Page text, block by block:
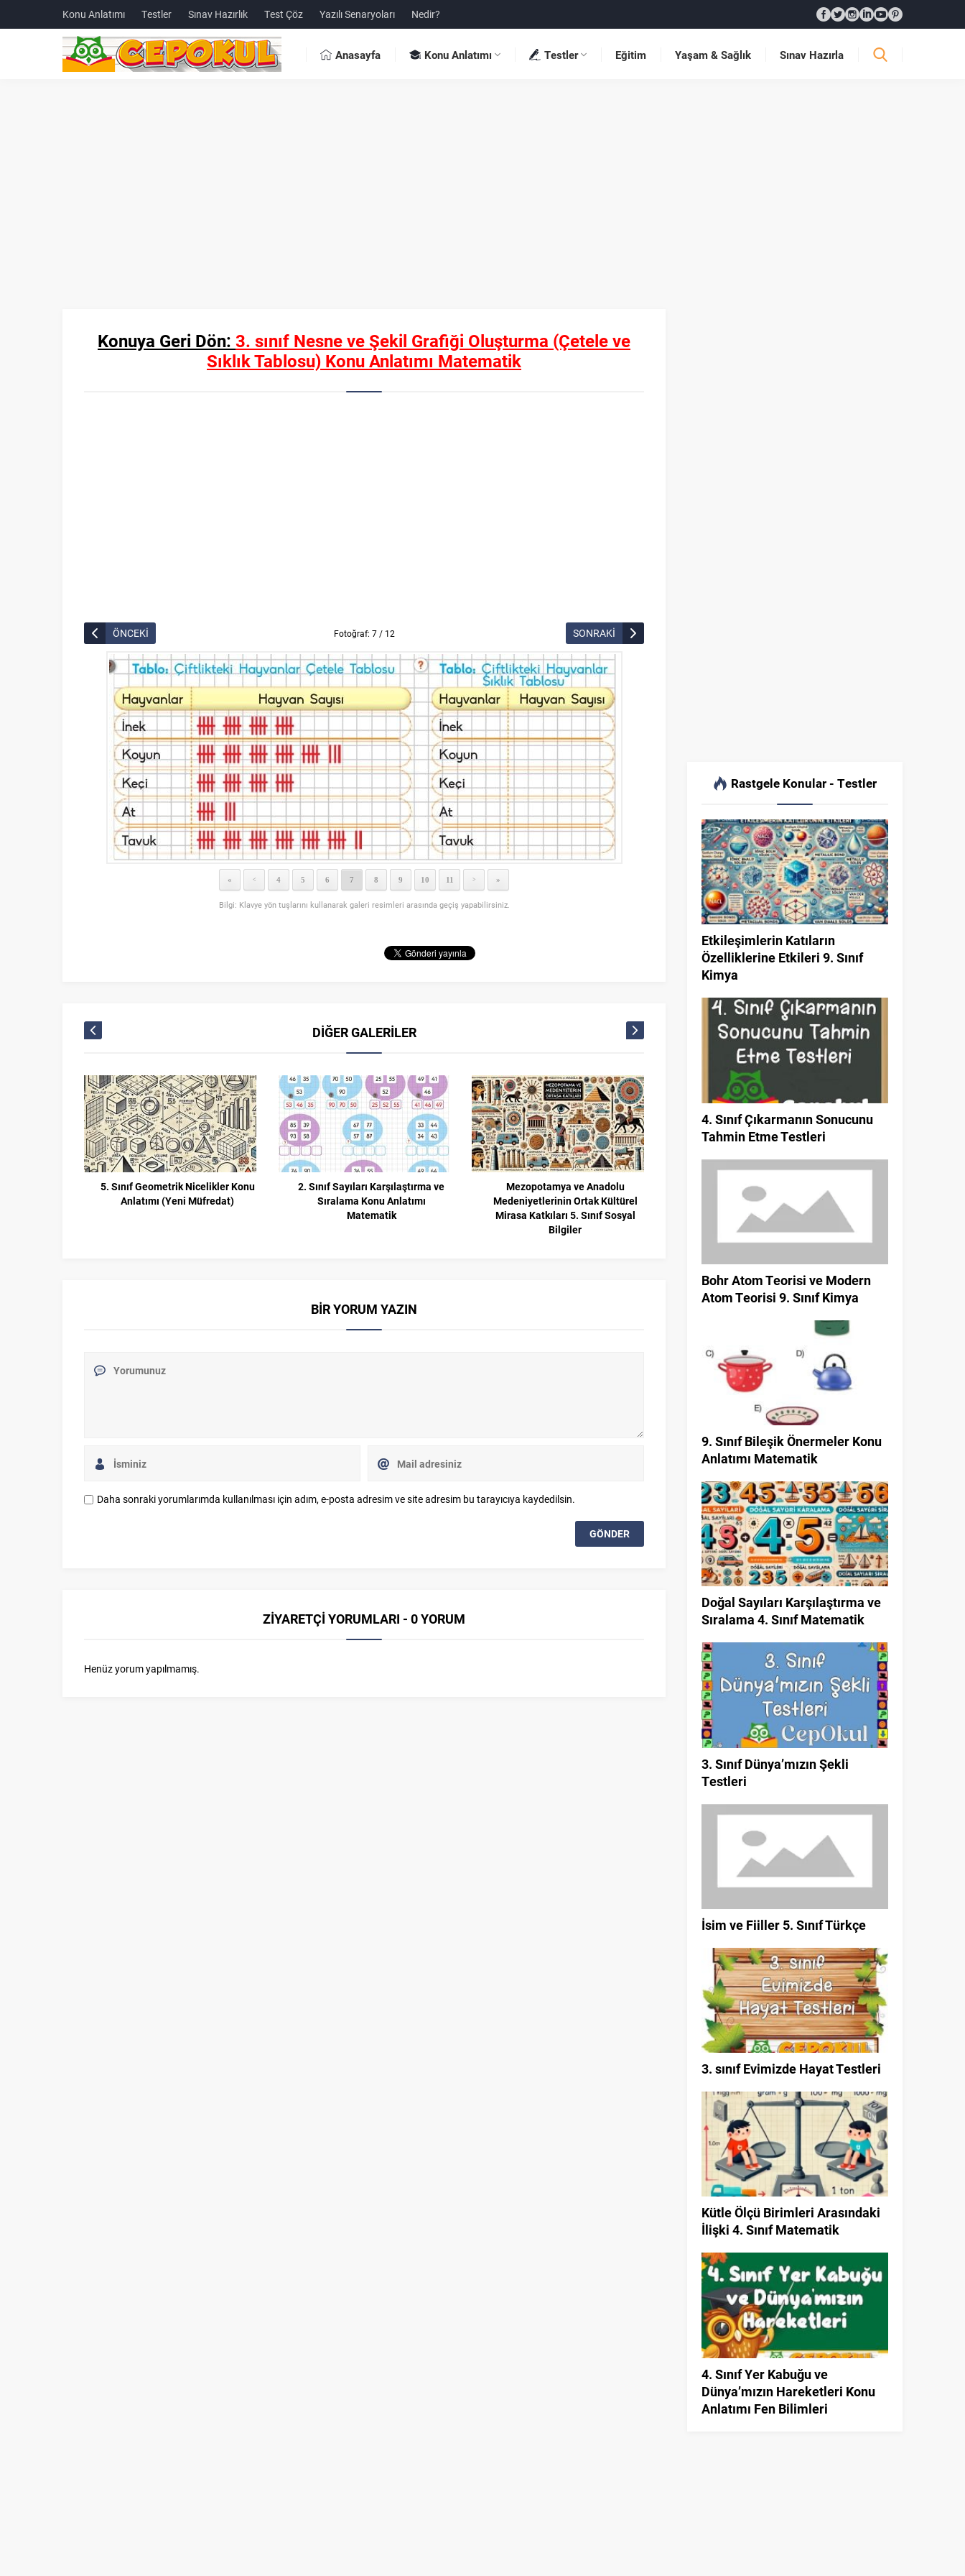
Konu Anlatımı Testler Sınav Hazırlık Test Çöz Yazılı Senaryoları Nedir?
Anasayfa Konu Anlatımı Testler Eğitim Yaşam & Sağlık Sınav Hazırla
Konuya Geri Dön: 3. sınıf Nesne ve Şekil Grafiği Oluşturma (Çetele ve
Sıklık Tablosu) Konu Anlatımı Matematik
ÖNCEKİ Fotoğraf: 7 / 12 SONRAKİ
« < 4 5 6 7 8 9 10 11 > »
Bilgi: Klavye yön tuşlarını kullanarak galeri resimleri arasında geçiş yapabilirsiniz.
DİĞER GALERİLER
5. Sınıf Geometrik Nicelikler Konu
Anlatımı (Yeni Müfredat)
2. Sınıf Sayıları Karşılaştırma ve
Sıralama Konu Anlatımı
Matematik
Mezopotamya ve Anadolu
Medeniyetlerinin Ortak Kültürel
Mirasa Katkıları 5. Sınıf Sosyal
Bilgiler
Hikaye (Öykü) Çeşitleri ve Yapı
Unsurları 9. Sınıf Edebiyat
BİR YORUM YAZIN
Daha sonraki yorumlarımda kullanılması için adım, e-posta adresim ve site adresim bu tarayıcıya kaydedilsin.
ZİYARETÇİ YORUMLARI - 0 YORUM
Henüz yorum yapılmamış.
Rastgele Konular - Testler
Etkileşimlerin Katıların
Özelliklerine Etkileri 9. Sınıf
Kimya
4. Sınıf Çıkarmanın Sonucunu
Tahmin Etme Testleri
Bohr Atom Teorisi ve Modern
Atom Teorisi 9. Sınıf Kimya
9. Sınıf Bileşik Önermeler Konu
Anlatımı Matematik
Doğal Sayıları Karşılaştırma ve
Sıralama 4. Sınıf Matematik
3. Sınıf Dünya’mızın Şekli
Testleri
İsim ve Fiiller 5. Sınıf Türkçe
3. sınıf Evimizde Hayat Testleri
Kütle Ölçü Birimleri Arasındaki
İlişki 4. Sınıf Matematik
4. Sınıf Yer Kabuğu ve
Dünya’mızın Hareketleri Konu
Anlatımı Fen Bilimleri